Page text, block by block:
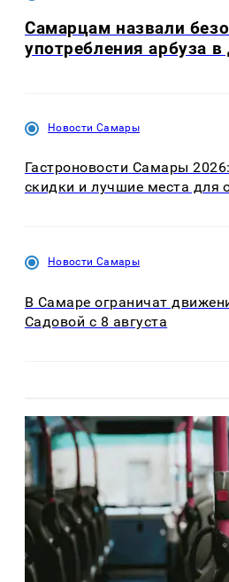
Самарцам назвали
употребления арбуза в
Новости Самары
Гастроновости Самары
скидки и лучшие места для
Новости Самары
В Самаре ограничат
Садовой с 8 августа